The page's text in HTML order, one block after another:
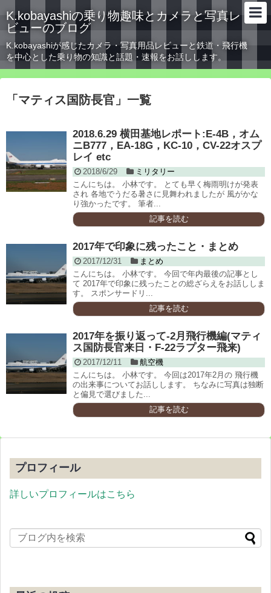
K.kobayashiの乗り物趣味とカメラと写真レ
ビューのブログ
K.kobayashiが感じたカメラ・写真用品レビューと鉄道・飛行機
を中心とした乗り物の知識と話題・速報をお話しします。
「 マティス国防長官 」 一覧
2018.6.29 横田基地レポート:E-4B，オム
ニB777，EA-18G，KC-10，CV-22オスプ
レイ etc
2018/6/29
ミリタリー
こんにちは。 小林です。 とても早く梅雨明けが発表
され 各地でうだる暑さに見舞われましたが 風がかな
り強かったです。 筆者...
記事を読む
2017年で印象に残ったこと・まとめ
2017/12/31
まとめ
こんにちは。 小林です。 今回で年内最後の記事とし
て 2017年で印象に残ったことの総ざらえをお話ししま
す。 スポンサードリ...
記事を読む
2017年を振り返って-2月飛行機編(マティ
ス国防長官来日・F-22ラプター飛来)
2017/12/11
航空機
こんにちは。 小林です。 今回は2017年2月の 飛行機
の出来事についてお話しします。 ちなみに写真は独断
と偏見で選びました...
記事を読む
プロフィール
詳しいプロフィールはこちら